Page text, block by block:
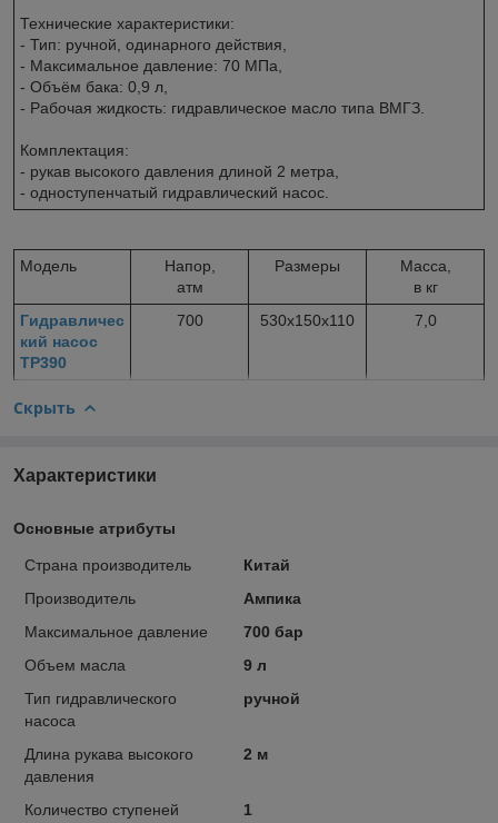
Технические характеристики:
- Тип: ручной, одинарного действия,
- Максимальное давление: 70 МПа,
- Объём бака: 0,9 л,
- Рабочая жидкость: гидравлическое масло типа ВМГЗ.
Комплектация:
- рукав высокого давления длиной 2 метра,
- одноступенчатый гидравлический насос.
Модель
Напор,
атм
Размеры
Масса,
в кг
Гидравличес
кий насос
TP390
700 530х150х110 7,0
Скрыть
Характеристики
Основные атрибуты
Страна производитель
Китай
Производитель
Ампика
Максимальное давление
700 бар
Объем масла
9 л
Тип гидравлического
насоса
ручной
Длина рукава высокого
давления
2 м
Количество ступеней
1